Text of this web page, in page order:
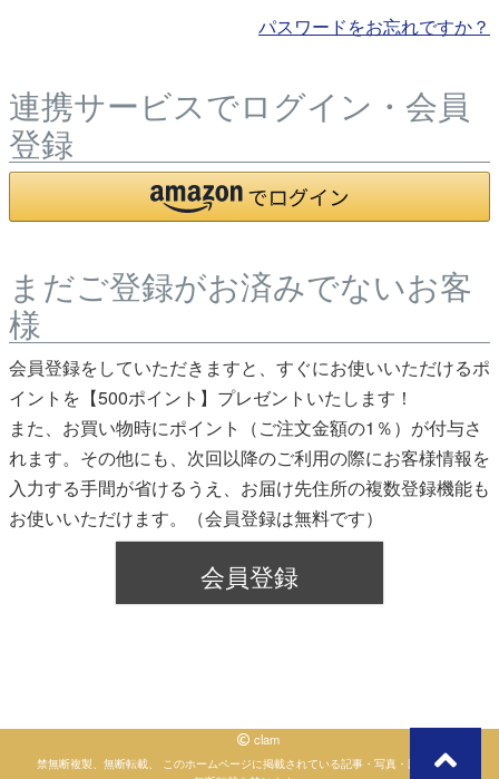
パスワードをお忘れですか？
連携サービスでログイン・会員
登録
まだご登録がお済みでないお客
様
会員登録をしていただきますと、すぐにお使いいただけるポ
イントを【500ポイント】プレゼントいたします！
また、お買い物時にポイント（ご注文金額の1％）が付与さ
れます。その他にも、次回以降のご利用の際にお客様情報を
入力する手間が省けるうえ、お届け先住所の複数登録機能も
お使いいただけます。（会員登録は無料です）
会員登録
clam
禁無断複製、無断転載、 このホームページに掲載されている記事・写真・図表などの